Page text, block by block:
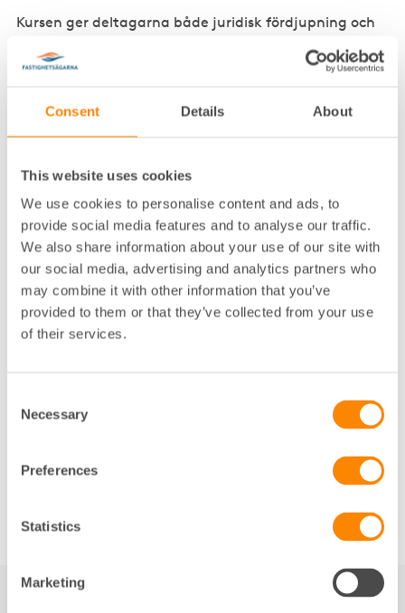
Consent Details About
This website uses cookies
We use cookies to personalise content and ads, to
provide social media features and to analyse our traffic.
We also share information about your use of our site with
our social media, advertising and analytics partners who
may combine it with other information that you’ve
provided to them or that they’ve collected from your use
of their services.
Selection
Necessary
Preferences
Statistics
Marketing
Kursen ger deltagarna både juridisk fördjupning och
dagliga arbetet
avgörande för att kunna fatta välgrundade beslut
och minska risken för kostsamma misstag. Kursen ger
verktyg som kan omsättas direkt i det dagliga
arbetet, säger Diana Ercegovic, chefsjurist på
Fastighetsägarna Syd och en av kursledarna
tillsammans med fastighetsjuristen Simon Grünfeld.
Kursen vänder sig till dig som vill stärka din
kompetens inom lokalhyresjuridik och få en bättre
förståelse för de juridiska frågor som påverkar arbetet
med kommersiella lokaler. Genom föreläsningar,
I kursavgiften ingår övernattning i enkelrum, fika och